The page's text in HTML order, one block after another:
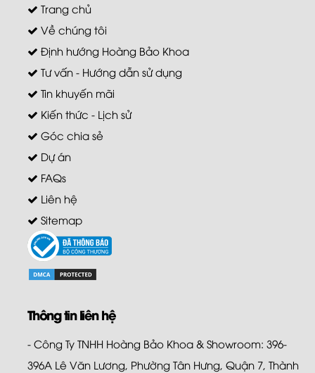
Trang chủ
Về chúng tôi
Định hướng Hoàng Bảo Khoa
Tư vấn - Hướng dẫn sử dụng
Tin khuyến mãi
Kiến thức - Lịch sử
Góc chia sẻ
Dự án
FAQs
Liên hệ
Sitemap
Thông tin liên hệ
- Công Ty TNHH Hoàng Bảo Khoa & Showroom: 396-
396A Lê Văn Lương, Phường Tân Hưng, Quận 7, Thành